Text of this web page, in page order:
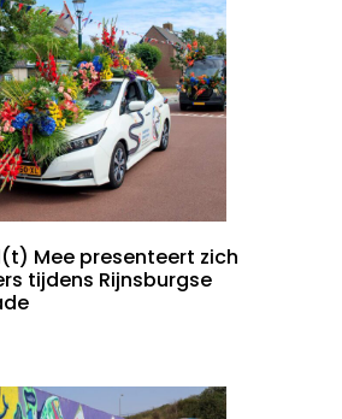
Mee presenteert zich
tijdens Rijnsburgse